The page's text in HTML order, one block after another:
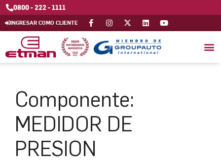
0800 - 222 - 1111
INGRESAR COMO CLIENTE
Componente:
MEDIDOR DE
PRESION